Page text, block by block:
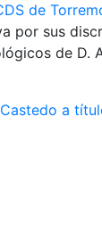
de
por sus
de D.
a